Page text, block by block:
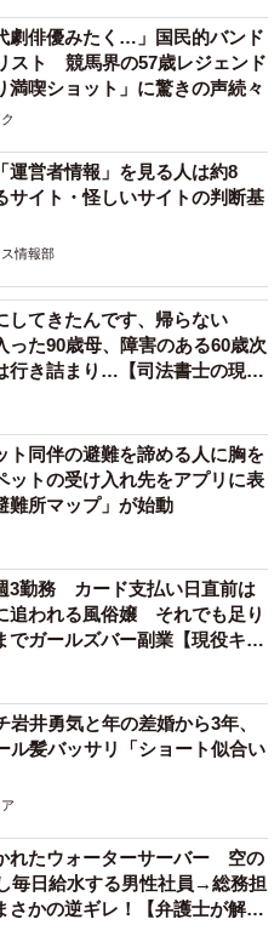
られた黒髪時代 30代後半で金
ら…人生が激変！【漫画】
Hiro、義父母も義兄も超有名歌
兼俳優が第1子出産を報告「母
々、大切に過ごしたい」
相談が3割増加 帰省時に確認
暮らす親の異変」チェックポイ
情報部
ッド」の看板役者 ライダー演
が再婚妻との「ウエディングフ
言 「センスあるカメラマン求
AIとつくる家庭菜園 ローカル
AIたちとお話しながら開墾して
スマートな菜園生活」実現な
マ友とのLINEスクショ うっ
流出させちゃった！ 激怒する
場はいくらですか【弁護士が
老舗中華料理店がフルコース料
提供 「一市民としてお礼を」